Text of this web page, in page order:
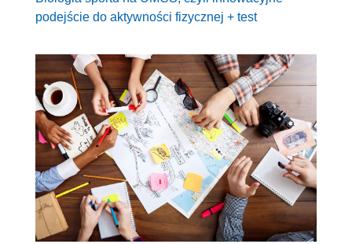
podejście do aktywności fizycznej + test